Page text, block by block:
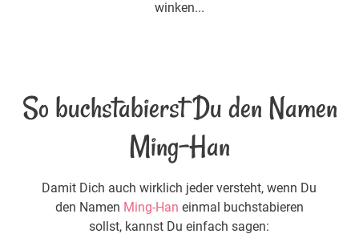
winken...
So buchstabierst Du den Namen
Ming-Han
Damit Dich auch wirklich jeder versteht, wenn Du
den Namen Ming-Han einmal buchstabieren
sollst, kannst Du einfach sagen: